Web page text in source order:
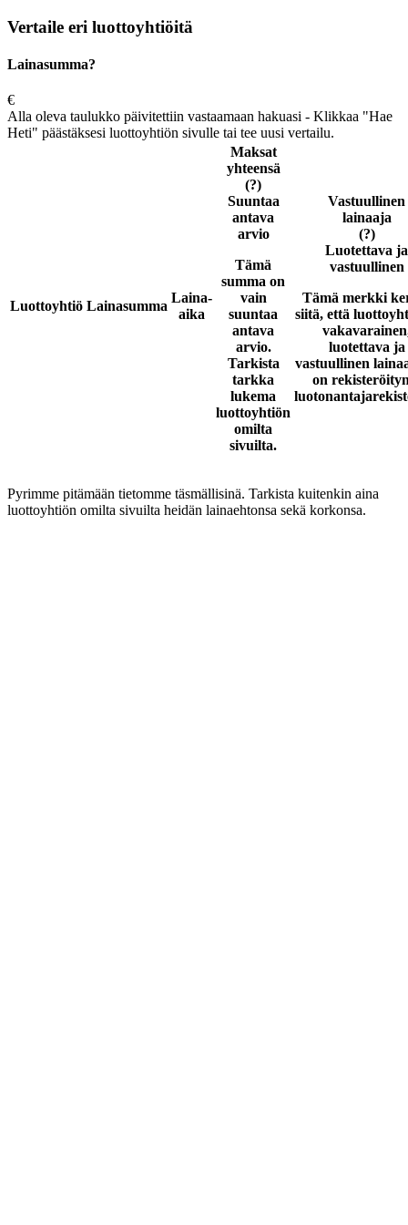
Vertaile eri luottoyhtiöitä
Lainasumma?
€
Alla oleva taulukko päivitettiin vastaamaan hakuasi - Klikkaa "Hae
Heti" päästäksesi luottoyhtiön sivulle tai tee uusi vertailu.
Luottoyhtiö Lainasumma
Laina-
aika
Maksat
yhteensä
(?)
Suuntaa
antava
arvio
Tämä
summa on
vain
suuntaa
antava
arvio.
Tarkista
tarkka
lukema
luottoyhtiön
omilta
sivuilta.
Vastuullinen
lainaaja
(?)
Luotettava ja
vastuullinen
Tämä merkki
siitä, että
luotettava ja
vastuullinen
on
Pyrimme pitämään tietomme täsmällisinä. Tarkista kuitenkin aina
luottoyhtiön omilta sivuilta heidän lainaehtonsa sekä korkonsa.